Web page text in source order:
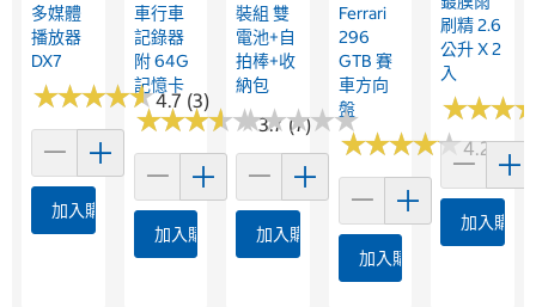
多媒體
播放器
DX7
★★★★★
★★★★★4.7 (3)
加入購物車
車行車
記錄器
附 64G
記憶卡
★★★★★
★★★★★3.7 (7)
加入購物車
裝組 雙
電池+自
拍棒+收
納包
★★★★★
★★★★★
加入購物車
Ferrari
296
GTB 賽
車方向
盤
★★★★★
★★★★★4.2 (6)
加入購物車
刷精 2.6
公升 X 2
入
★★★
★★★
加入購物